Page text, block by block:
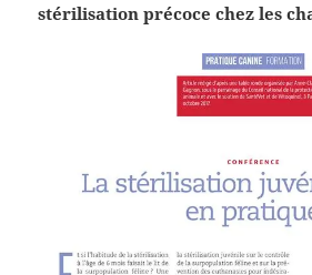
stérilisation précoce chez les